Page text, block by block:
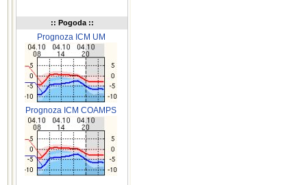
:: Pogoda ::
Prognoza ICM UM
Prognoza ICM COAMPS